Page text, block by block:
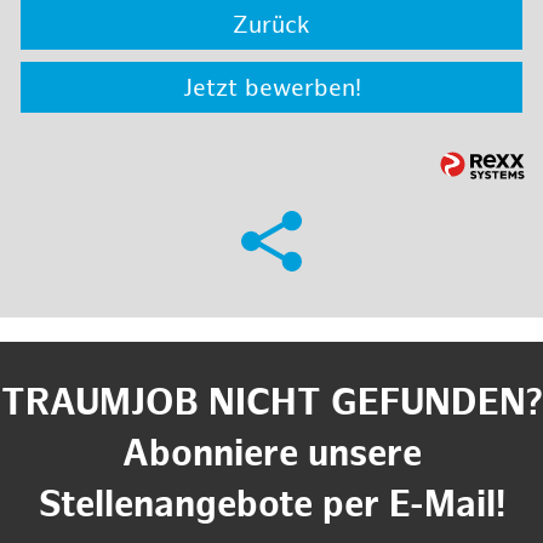
Zurück
Jetzt bewerben!
TRAUMJOB NICHT GEFUNDEN?
Abonniere unsere
Stellenangebote per E-Mail!